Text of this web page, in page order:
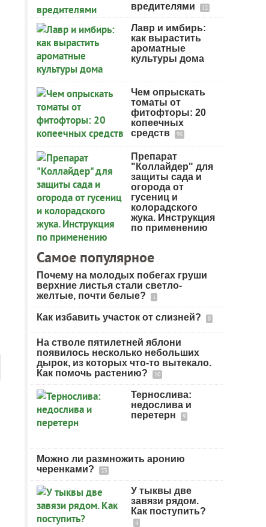
вредителями
12
Лавр и имбирь:
как вырастить
ароматные
культуры дома
Чем опрыскать
томаты от
фитофторы: 20
копеечных
средств
95
Препарат
"Коллайдер" для
защиты сада и
огорода от
гусениц и
колорадского
жука. Инструкция
по применению
Самое популярное
Почему на молодых побегах груши
верхние листья стали светло-
желтые, почти белые?
1
Как избавить участок от слизней? 8
На стволе пятилетней яблони
появилось несколько небольших
дырок, из которых что-то вытекало.
Как помочь растению?
10
Тернослива:
недослива и
перетерн
9
Можно ли размножить аронию
черенками?
23
У тыквы две
завязи рядом.
Как поступить?
4